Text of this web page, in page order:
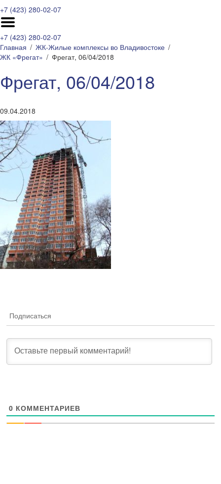
+7 (423) 280-02-07
+7 (423) 280-02-07
Главная
ЖК-Жилые комплексы во Владивостоке
ЖК «Фрегат»
Фрегат, 06/04/2018
Фрегат, 06/04/2018
09.04.2018
Подписаться
0 КОММЕНТАРИЕВ